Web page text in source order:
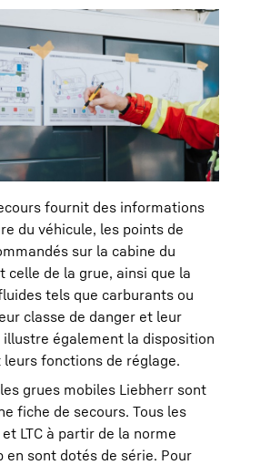
fournit des informations
du véhicule, les points de
sur la cabine du
celle de la grue, ainsi que la
tels que carburants ou
classe de danger et leur
illustre également la disposition
leurs fonctions de réglage.
grues mobiles Liebherr sont
fiche de secours. Tous les
LTC à partir de la norme
en sont dotés de série. Pour